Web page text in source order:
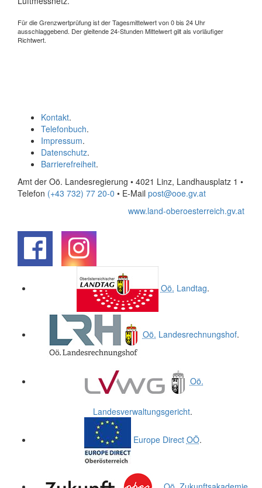
Für die Grenzwertprüfung ist der Tagesmittelwert von 0 bis 24 Uhr
ausschlaggebend. Der gleitende 24-Stunden Mittelwert gilt als vorläufiger
Richtwert.
Kontakt.
Telefonbuch.
Impressum.
Datenschutz.
Barrierefreiheit.
Amt der Oö. Landesregierung • 4021 Linz, Landhausplatz 1 •
Telefon (+43 732) 77 20-0 • E-Mail post@ooe.gv.at
www.land-oberoesterreich.gv.at
Oö. Landtag.
Oö. Landesrechnungshof.
Oö.
Landesverwaltungsgericht.
Europe Direct OÖ.